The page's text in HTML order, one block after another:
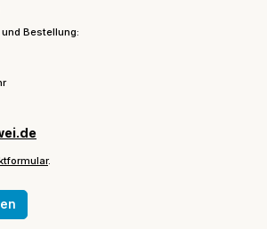
Bestellung:
.